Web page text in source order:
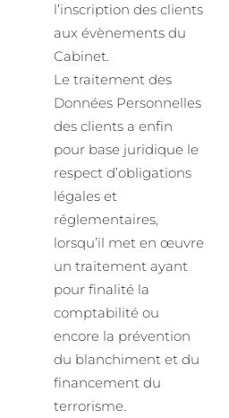
l’inscription des clients
aux évènements du
Cabinet.
Le traitement des
Données Personnelles
des clients a enfin
pour base juridique le
respect d’obligations
légales et
réglementaires,
lorsqu’il met en œuvre
un traitement ayant
pour finalité la
comptabilité ou
encore la prévention
du blanchiment et du
financement du
terrorisme.